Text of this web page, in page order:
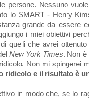
persone. Nessuno
lo SMART - Henry
grande da essere
i miei obiettivi
quelli che avrei
New York Times. Non è
Non mi
ridicolo e il risultato è
in modo che, se lo